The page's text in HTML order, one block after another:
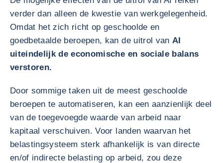
verder dan alleen de kwestie van werkgelegenheid.
Omdat het zich richt op geschoolde en
goedbetaalde beroepen, kan de uitrol van AI
uiteindelijk de economische en sociale balans
verstoren.
Door sommige taken uit de meest geschoolde
beroepen te automatiseren, kan een aanzienlijk deel
van de toegevoegde waarde van arbeid naar
kapitaal verschuiven. Voor landen waarvan het
belastingsysteem sterk afhankelijk is van directe
en/of indirecte belasting op arbeid, zou deze